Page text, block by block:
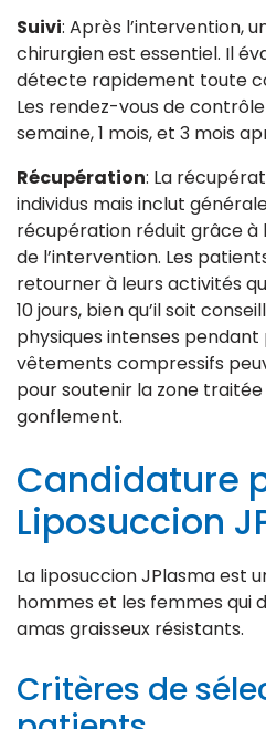
Suivi: Après l’intervention,
chirurgien est essentiel. Il
détecte rapidement toute
Les rendez-vous de
semaine, 1 mois, et 3 mois
Récupération: La
individus mais inclut
récupération réduit grâce
de l’intervention. Les
retourner à leurs activités
10 jours, bien qu’il soit
physiques intenses pendant
vêtements compressifs
pour soutenir la zone
gonflement.
Candidature
Liposuccion
La liposuccion JPlasma est
hommes et les femmes qui
amas graisseux résistants.
Critères de